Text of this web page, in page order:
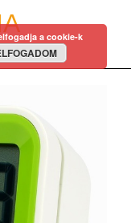
a cookie-k